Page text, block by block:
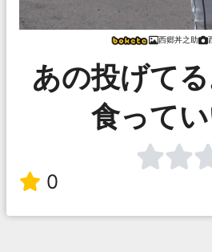
西郷丼之助
あの投げて
食ってい
0